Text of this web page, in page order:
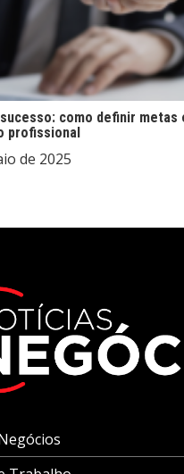
como definir metas
profissional
de 2025